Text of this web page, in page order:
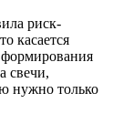
риск-
касается
формирования
свечи,
нужно только